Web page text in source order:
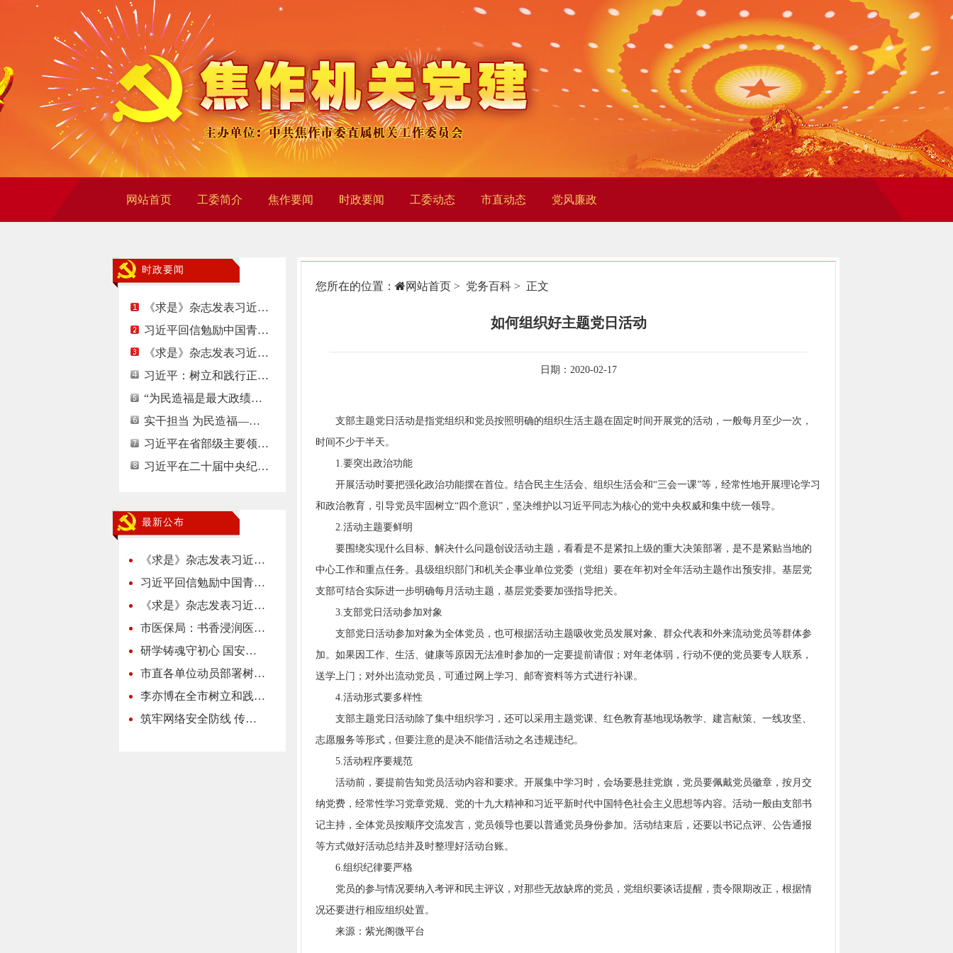
网站首页 工委简介 焦作要闻 时政要闻 工委动态 市直动态 党风廉政
时政要闻
《求是》杂志发表习近…
习近平回信勉励中国青…
《求是》杂志发表习近…
习近平：树立和践行正…
“为民造福是最大政绩…
实干担当 为民造福—…
习近平在省部级主要领…
习近平在二十届中央纪…
最新公布
《求是》杂志发表习近…
习近平回信勉励中国青…
《求是》杂志发表习近…
市医保局：书香浸润医…
研学铸魂守初心 国安…
市直各单位动员部署树…
李亦博在全市树立和践…
筑牢网络安全防线 传…
您所在的位置： 网站首页 > 党务百科 > 正文
如何组织好主题党日活动
日期：2020-02-17
支部主题党日活动是指党组织和党员按照明确的组织生活主题在固定时间开展党的活动，一般每月至少一次，
时间不少于半天。
1.要突出政治功能
开展活动时要把强化政治功能摆在首位。结合民主生活会、组织生活会和“三会一课”等，经常性地开展理论学习
和政治教育，引导党员牢固树立“四个意识”，坚决维护以习近平同志为核心的党中央权威和集中统一领导。
2.活动主题要鲜明
要围绕实现什么目标、解决什么问题创设活动主题，看看是不是紧扣上级的重大决策部署，是不是紧贴当地的
中心工作和重点任务。县级组织部门和机关企事业单位党委（党组）要在年初对全年活动主题作出预安排。基层党
支部可结合实际进一步明确每月活动主题，基层党委要加强指导把关。
3.支部党日活动参加对象
支部党日活动参加对象为全体党员，也可根据活动主题吸收党员发展对象、群众代表和外来流动党员等群体参
加。如果因工作、生活、健康等原因无法准时参加的一定要提前请假；对年老体弱，行动不便的党员要专人联系，
送学上门；对外出流动党员，可通过网上学习、邮寄资料等方式进行补课。
4.活动形式要多样性
支部主题党日活动除了集中组织学习，还可以采用主题党课、红色教育基地现场教学、建言献策、一线攻坚、
志愿服务等形式，但要注意的是决不能借活动之名违规违纪。
5.活动程序要规范
活动前，要提前告知党员活动内容和要求。开展集中学习时，会场要悬挂党旗，党员要佩戴党员徽章，按月交
纳党费，经常性学习党章党规、党的十九大精神和习近平新时代中国特色社会主义思想等内容。活动一般由支部书
记主持，全体党员按顺序交流发言，党员领导也要以普通党员身份参加。活动结束后，还要以书记点评、公告通报
等方式做好活动总结并及时整理好活动台账。
6.组织纪律要严格
党员的参与情况要纳入考评和民主评议，对那些无故缺席的党员，党组织要谈话提醒，责令限期改正，根据情
况还要进行相应组织处置。
来源：紫光阁微平台